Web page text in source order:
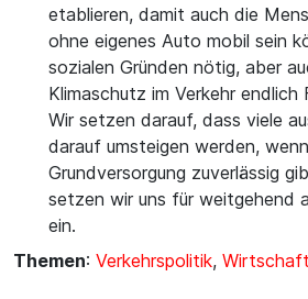
etablieren, damit auch die
ohne eigenes Auto mobil sein
sozialen Gründen nötig, aber
Klimaschutz im Verkehr
Wir setzen darauf, dass viele
darauf umsteigen werden,
Grundversorgung zuverlässig
setzen wir uns für weitgehend
ein.
Themen: Verkehrspolitik,